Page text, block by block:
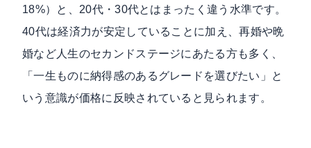
18%）と、20代・30代とはまったく違う水準です。
40代は経済力が安定していることに加え、再婚や晩
婚など人生のセカンドステージにあたる方も多く、
「一生ものに納得感のあるグレードを選びたい」と
いう意識が価格に反映されていると見られます。